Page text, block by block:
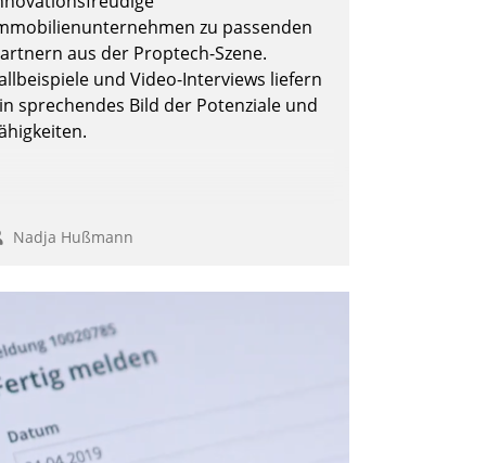
Andreas Lerchner
zu passenden
aus der Proptech-Szene.
und Video-Interviews liefern
sprechendes Bild der Potenziale und
Nadja Hußmann